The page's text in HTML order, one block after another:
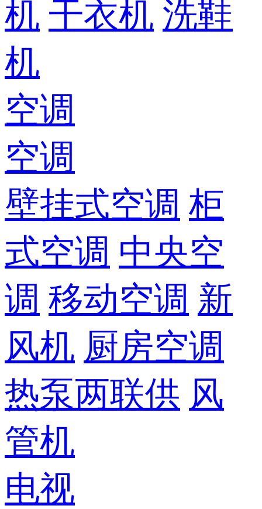
机 干衣机 洗鞋
机
空调
空调
壁挂式空调 柜
式空调 中央空
调 移动空调 新
风机 厨房空调
热泵两联供 风
管机
电视